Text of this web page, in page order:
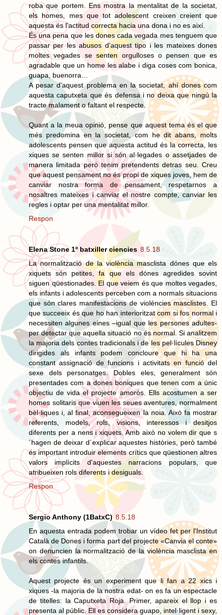
roba que portem. Ens mostra la mentalitat de la societat,
els homes, mes que tot adolescent creixen creient que
aquesta és l'actitud correcta hacia una dona i no es així.
És una pena que les dones cada vegada mes tenguem que
passar per les abusos d'aquest tipo i les mateixes dones
moltes vegades se senten orgulloses o pensen que es
agradable que un home les alabe i diga coses com bonica,
guapa, buenorra…
A pesar d'aquest problema en la societat, ahí dones com
aquesta caputxeta que és defensa i no deixa que ningú la
tracte malament o faltant el respecte.
Quant a la meua opinió, pense que aquest tema és el que
més predomina en la societat, com he dit abans, molts
adolescents pensen que aquesta actitud és la correcta, les
xiques se senten millor si són al·legades o assetjades de
manera limitada però tenim pretendents detras seu. Creu
que aquest pensament no és propi de xiques joves, hem de
canviar nostra forma de pensament, respetarnos a
nosaltres mateixes i canviar el nostre compte, canviar les
regles i optar per una mentalitat millor.
Respon
Elena Stone 1º batxiller ciencies 8.5.18
La normalització de la violència masclista dónes que els
xiquets són petites, fa que els dónes agredides sovint
siguen qüestionades. El que veiem és que moltes vegades,
els infants i adolescents perceben com a normals situacions
que són clares manifestacions de violències masclistes. El
que succeeix és que ho han interioritzat com si fos normal i
necessiten algunes eines –igual que les persones adultes-
per detectar que aquella situació no és normal. Si analitzem
la majoria dels contes tradicionals i de les pel·lícules Disney
dirigides als infants podem concloure que hi ha una
constant assignació de funcions i activitats en funció del
sexe dels personatges. Dobles eles, generalment són
presentades com a dones boniques que tenen com a únic
objectiu de vida el projecte amorós. Ells acostumen a ser
homes solitaris que viuen les seues aventures, normalment
bèl·liques i, al final, aconsegueixen la noia. Això fa mostrar
referents, models, rols, visions, interessos i desitjos
diferents per a nens i xiquets. Amb això no volem dir que s
´hagen de deixar d´explicar aquestes històries, però també
és important introduir elements crítics que qüestionen altres
valors implícits d'aquestes narracions populars, que
atribueixen rols diferents i desiguals.
Respon
Sergio Anthony (1BatxC) 8.5.18
En aquesta entrada podem trobar un vídeo fet per l'Institut
Català de Dones i forma part del projecte «Canvia el conte»
on denuncien la normalització de la violència masclista en
els contes infantils.
Aquest projecte és un experiment que li fan a 22 xics i
xiques -la majoria de la nostra edat- on es fa un espectacle
de titelles: la Caputxeta Roja. Primer, apareix el llop i es
presenta al públic. Ell es considera guapo, intel·ligent i sexy,